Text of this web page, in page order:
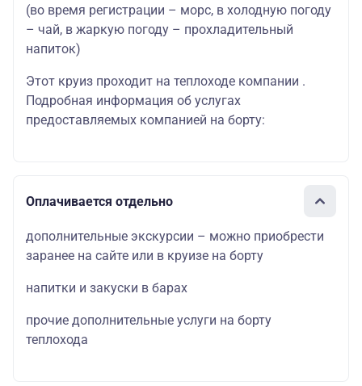
(во время регистрации – морс, в холодную погоду
– чай, в жаркую погоду – прохладительный
напиток)
Этот круиз проходит на теплоходе компании .
Подробная информация об услугах
предоставляемых компанией на борту:
Оплачивается отдельно
дополнительные экскурсии – можно приобрести
заранее на сайте или в круизе на борту
напитки и закуски в барах
прочие дополнительные услуги на борту
теплохода